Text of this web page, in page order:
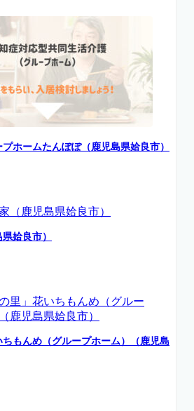
ホームたんぽぽ（鹿児島県姶良市）
姶良市）
ちもんめ（グループホーム）（鹿児島